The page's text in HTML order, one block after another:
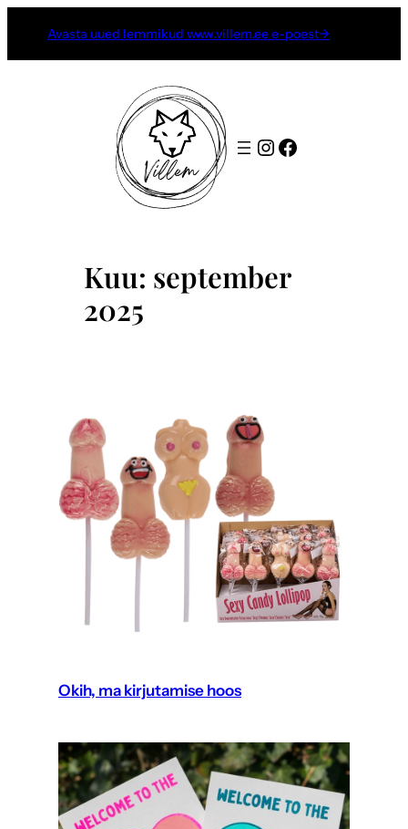
Avasta uued lemmikud www.villem.ee e-poest→
InstagramFacebook
Kuu: september
2025
Okih, ma kirjutamise hoos